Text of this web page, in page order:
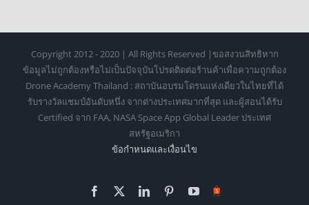
Copyright 2012 - 2020 | All Rights Reserved |ขอสงวนสิทธิหาก
ข้อมูลไม่ถูกต้องหรือไม่เป็นปัจจุบันโปรดติดต่อร้านค้าเพื่อความถูกต้อง
Drone Academy Thailand : สถาบันอบรมโดรนแห่งเดียวในไทยที่ได้
รับรางวัลแชมป์อันดับหนึ่ง จากต่างประเทศมากที่สุด และผู้สอนได้รับ
Certified จาก FAA, NASA Space App Global Leader ประเทศ
สหรัฐอเมริกา
ข้อกำหนดเเละเงื่อนไข